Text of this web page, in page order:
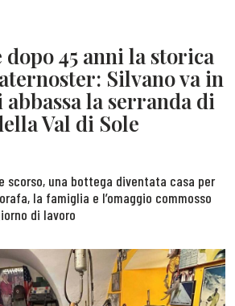
45 anni la storica
Silvano va in
abbassa la serranda di
Val di Sole
scorso, una bottega diventata casa per
la famiglia e l’omaggio commosso
di lavoro